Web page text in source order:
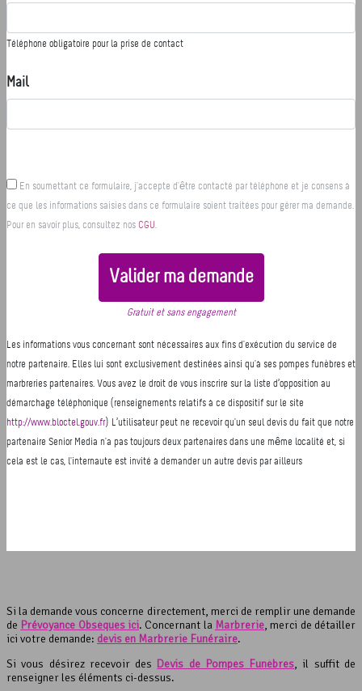
Si la demande vous concerne directement, merci de remplir une demande
de Prévoyance Obsèques ici. Concernant la Marbrerie, merci de détailler
ici votre demande: devis en Marbrerie Funéraire.
Si vous désirez recevoir des Devis de Pompes Funèbres, il suffit de
renseigner les éléments ci-dessus.